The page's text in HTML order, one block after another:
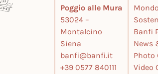
Poggio alle Mura
53024 –
Montalcino
Siena
banfi@banfi.it
+39 0577 840111
Banfi
News
Photo
Video